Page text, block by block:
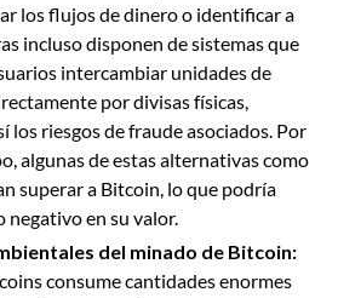
los flujos de dinero o identificar a
incluso disponen de sistemas que
intercambiar unidades de
por divisas físicas,
los riesgos de fraude asociados. Por
algunas de estas alternativas como
superar a Bitcoin, lo que podría
en su valor.
del minado de Bitcoin:
consume cantidades enormes